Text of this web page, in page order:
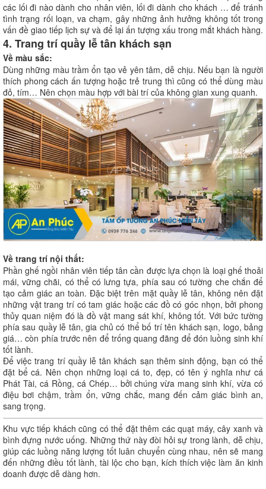
các lối đi nào dành cho nhân viên, lối đi dành cho khách … để tránh
tình trạng rối loạn, va chạm, gây những ảnh hưởng không tốt trong
vấn đề giao tiếp lịch sự và để lại ấn tượng xấu trong mắt khách hàng.
4. Trang trí quầy lễ tân khách sạn
Về màu sắc:
Dùng những màu trầm ổn tạo vẻ yên tâm, dễ chịu. Nếu bạn là người
thích phong cách ấn tượng hoặc trẻ trung thì cũng có thể dùng màu
đỏ, tím… Nên chọn màu hợp với bài trí của không gian xung quanh.
Về trang trí nội thất:
Phần ghế ngồi nhân viên tiếp tân cần được lựa chọn là loại ghế thoải
mái, vững chãi, có thể có lưng tựa, phía sau có tường che chắn để
tạo cảm giác an toàn. Đặc biệt trên mặt quầy lễ tân, không nên đặt
những vật trang trí có tam giác hoặc các đồ có góc nhọn, bởi phong
thủy quan niệm đó là đồ vật mang sát khí, không tốt. Với bức tường
phía sau quầy lễ tân, gia chủ có thể bố trí tên khách sạn, logo, bảng
giá… còn phía trước nên để trống quang đãng để đón luồng sinh khí
tốt lành.
Để việc trang trí quầy lễ tân khách sạn thêm sinh động, bạn có thể
đặt bể cá. Nên chọn những loại cá to, đẹp, có tên ý nghĩa như cá
Phát Tài, cá Rồng, cá Chép… bởi chúng vừa mang sinh khí, vừa có
điệu bơi chậm, trầm ổn, vững chắc, mang đến cảm giác bình an,
sang trọng.
Khu vực tiếp khách cũng có thể đặt thêm các quạt máy, cây xanh và
bình đựng nước uống. Những thứ này đòi hỏi sự trong lành, dễ chịu,
giúp các luồng năng lượng tốt luân chuyển cùng nhau, nên sẽ mang
đến những điều tốt lành, tài lộc cho bạn, kích thích việc làm ăn kinh
doanh được dễ dàng hơn.